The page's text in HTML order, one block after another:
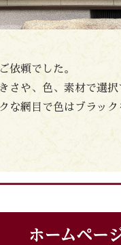
依頼でした。
さや、色、素材で選択
な網目で色はブラック